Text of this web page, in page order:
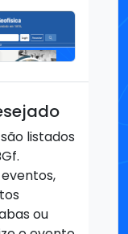
listados
ou